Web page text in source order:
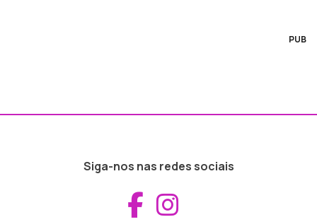
PUB
Siga-nos nas redes sociais
Aceder ao